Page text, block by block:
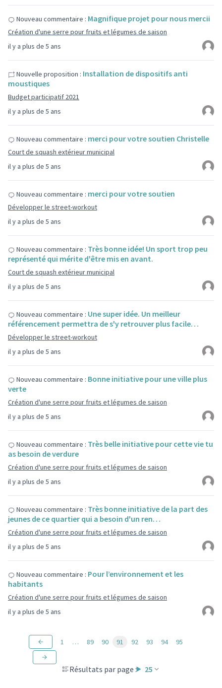
il y a plus de 5 ans
Nouveau commentaire : Magnifique projet pour nous mercii
Création d'une serre pour fruits et légumes de saison
il y a plus de 5 ans
Nouvelle proposition : Installation de dispositifs anti
moustiques
Budget participatif 2021
il y a plus de 5 ans
Nouveau commentaire : merci pour votre soutien Christelle
Court de squash extérieur municipal
il y a plus de 5 ans
Nouveau commentaire : merci pour votre soutien
Développer le street-workout
il y a plus de 5 ans
Nouveau commentaire : Très bonne idée! Un sport trop peu
représenté qui mérite d'être mis en avant.
Court de squash extérieur municipal
il y a plus de 5 ans
Nouveau commentaire : Une super idée. Un meilleur
référencement permettra de s'y retrouver plus facile…
Développer le street-workout
il y a plus de 5 ans
Nouveau commentaire : Bonne initiative pour une ville plus
verte
Création d'une serre pour fruits et légumes de saison
il y a plus de 5 ans
Nouveau commentaire : Très belle initiative pour cette vie tu
as besoin de verdure
Création d'une serre pour fruits et légumes de saison
il y a plus de 5 ans
Nouveau commentaire : Très bonne initiative de la part des
jeunes de ce quartier qui a besoin d'un ren…
Création d'une serre pour fruits et légumes de saison
il y a plus de 5 ans
Nouveau commentaire : Pour l’environnement et les
habitants
Création d'une serre pour fruits et légumes de saison
Résultats par page : 25
1 … 89 90 91 92 93 94 95